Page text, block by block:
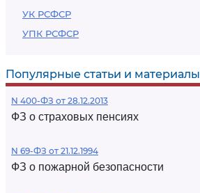
УК РСФСР
УПК РСФСР
Популярные статьи и материалы
N 400-ФЗ от 28.12.2013
ФЗ о страховых пенсиях
N 69-ФЗ от 21.12.1994
ФЗ о пожарной безопасности